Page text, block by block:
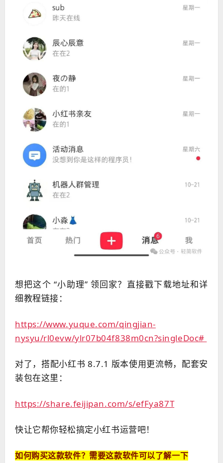
想把这个 “小助理” 领回家？直接戳下载地址和详
细教程链接：
https://www.yuque.com/qingjian-
nysyu/rl0evw/ylr07b04f838m0cn?singleDoc#
对了，搭配小红书 8.7.1 版本使用更流畅，配套安
装包在这里：
https://share.feijipan.com/s/efFya87T
快让它帮你轻松搞定小红书运营吧！
如何购买这款软件？需要这款软件可以了解一下